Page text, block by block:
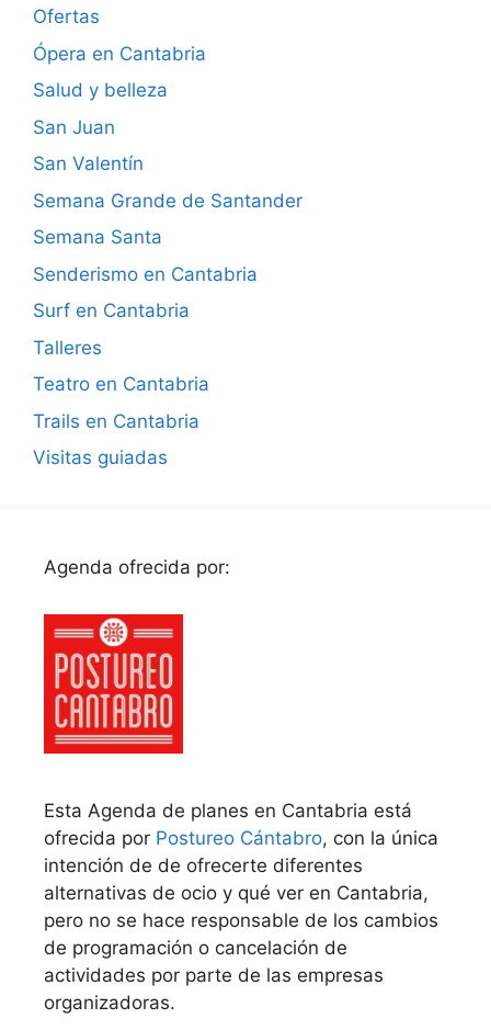
Ofertas
Ópera en Cantabria
Salud y belleza
San Juan
San Valentín
Semana Grande de Santander
Semana Santa
Senderismo en Cantabria
Surf en Cantabria
Talleres
Teatro en Cantabria
Trails en Cantabria
Visitas guiadas
Agenda ofrecida por:
Esta Agenda de planes en Cantabria está
ofrecida por Postureo Cántabro, con la única
intención de de ofrecerte diferentes
alternativas de ocio y qué ver en Cantabria,
pero no se hace responsable de los cambios
de programación o cancelación de
actividades por parte de las empresas
organizadoras.